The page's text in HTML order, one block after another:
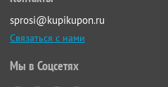
sprosi@kupikupon.ru
Связаться с нами
Мы в Соцсетях